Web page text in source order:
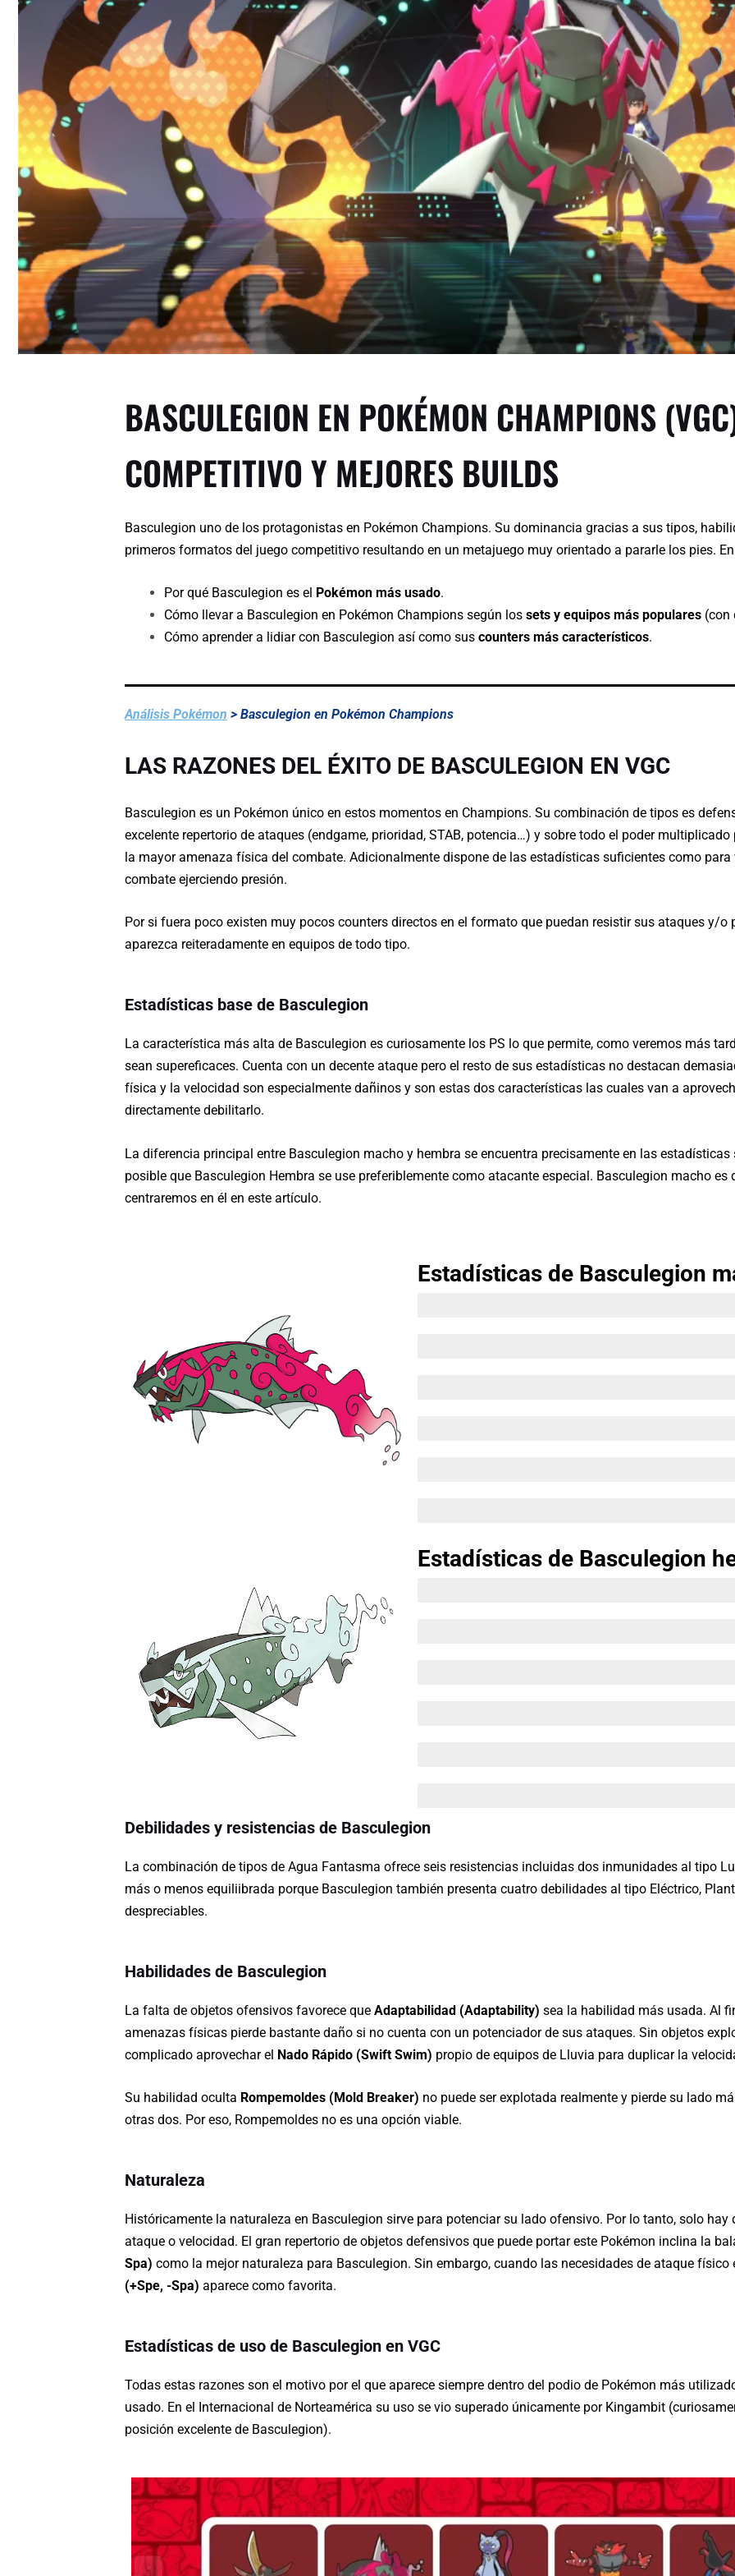
BASCULEGION EN POKÉMON CHAMPIONS
COMPETITIVO Y MEJORES BUILDS
Basculegion uno de los protagonistas en Pokémon Champions. Su dominancia gracias a sus tipos,
primeros formatos del juego competitivo resultando en un metajuego muy orientado a pararle los pies.
Por qué Basculegion es el Pokémon más usado.
Cómo llevar a Basculegion en Pokémon Champions según los sets y equipos más populares (con
Cómo aprender a lidiar con Basculegion así como sus counters más característicos.
Análisis Pokémon > Basculegion en Pokémon Champions
LAS RAZONES DEL ÉXITO DE BASCULEGION EN VGC
Basculegion es un Pokémon único en estos momentos en Champions. Su combinación de tipos es
excelente repertorio de ataques (endgame, prioridad, STAB, potencia…) y sobre todo el poder
la mayor amenaza física del combate. Adicionalmente dispone de las estadísticas suficientes como
combate ejerciendo presión.
Por si fuera poco existen muy pocos counters directos en el formato que puedan resistir sus ataques y/o
aparezca reiteradamente en equipos de todo tipo.
Estadísticas base de Basculegion
La característica más alta de Basculegion es curiosamente los PS lo que permite, como veremos más
sean supereficaces. Cuenta con un decente ataque pero el resto de sus estadísticas no destacan
física y la velocidad son especialmente dañinos y son estas dos características las cuales van a
directamente debilitarlo.
La diferencia principal entre Basculegion macho y hembra se encuentra precisamente en las
posible que Basculegion Hembra se use preferiblemente como atacante especial. Basculegion macho
centraremos en él en este artículo.
Estadísticas de Basculegion
Estadísticas de Basculegion
Debilidades y resistencias de Basculegion
La combinación de tipos de Agua Fantasma ofrece seis resistencias incluidas dos inmunidades al tipo
más o menos equiliibrada porque Basculegion también presenta cuatro debilidades al tipo Eléctrico,
despreciables.
Habilidades de Basculegion
La falta de objetos ofensivos favorece que Adaptabilidad (Adaptability) sea la habilidad más usada. Al
amenazas físicas pierde bastante daño si no cuenta con un potenciador de sus ataques. Sin objetos
complicado aprovechar el Nado Rápido (Swift Swim) propio de equipos de Lluvia para duplicar la
Su habilidad oculta Rompemoldes (Mold Breaker) no puede ser explotada realmente y pierde su lado
otras dos. Por eso, Rompemoldes no es una opción viable.
Naturaleza
Históricamente la naturaleza en Basculegion sirve para potenciar su lado ofensivo. Por lo tanto, solo
ataque o velocidad. El gran repertorio de objetos defensivos que puede portar este Pokémon inclina la
Spa) como la mejor naturaleza para Basculegion. Sin embargo, cuando las necesidades de ataque
(+Spe, -Spa) aparece como favorita.
Estadísticas de uso de Basculegion en VGC
Todas estas razones son el motivo por el que aparece siempre dentro del podio de Pokémon más
usado. En el Internacional de Norteamérica su uso se vio superado únicamente por Kingambit
posición excelente de Basculegion).